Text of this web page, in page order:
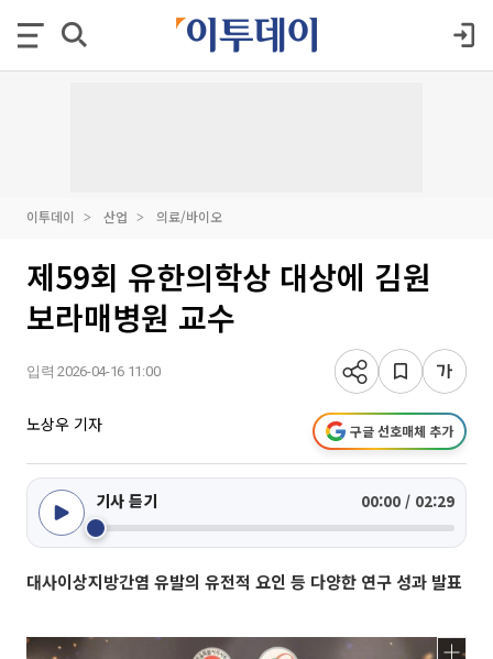
이투데이 산업 의료/바이오
제59회 유한의학상 대상에 김원
보라매병원 교수
입력 2026-04-16 11:00
노상우 기자 구글 선호매체 추가
기사 듣기 00:00 / 02:29
대사이상지방간염 유발의 유전적 요인 등 다양한 연구 성과 발표